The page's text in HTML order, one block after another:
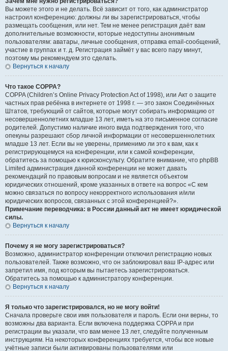
Вы можете этого и не делать. Всё зависит от того, как администратор
настроил конференцию: должны ли вы зарегистрироваться, чтобы
размещать сообщения, или нет. Тем не менее регистрация даёт вам
дополнительные возможности, которые недоступны анонимным
пользователям: аватары, личные сообщения, отправка email-сообщений,
участие в группах и т. д. Регистрация займёт у вас всего пару минут,
поэтому мы рекомендуем это сделать.
Вернуться к началу
Что такое COPPA?
COPPA (Children’s Online Privacy Protection Act of 1998), или Акт о защите
частных прав ребёнка в интернете от 1998 г. — это закон Соединённых
Штатов, требующий от сайтов, которые могут собирать информацию от
несовершеннолетних младше 13 лет, иметь на это письменное согласие
родителей. Допустимо наличие иного вида подтверждения того, что
опекуны разрешают сбор личной информации от несовершеннолетних
младше 13 лет. Если вы не уверены, применимо ли это к вам, как к
регистрирующемуся на конференции, или к самой конференции,
обратитесь за помощью к юрисконсульту. Обратите внимание, что phpBB
Limited администрация данной конференции не может давать
рекомендаций по правовым вопросам и не является объектом
юридических отношений, кроме указанных в ответе на вопрос «С кем
можно связаться по вопросу некорректного использования и/или
юридических вопросов, связанных с этой конференцией?».
Примечание переводчика: в России данный акт не имеет юридической
силы.
Вернуться к началу
Почему я не могу зарегистрироваться?
Возможно, администратор конференции отключил регистрацию новых
пользователей. Также возможно, что он заблокировал ваш IP-адрес или
запретил имя, под которым вы пытаетесь зарегистрироваться.
Обратитесь за помощью к администратору конференции.
Вернуться к началу
Я только что зарегистрировался, но не могу войти!
Сначала проверьте свои имя пользователя и пароль. Если они верны, то
возможны два варианта. Если включена поддержка COPPA и при
регистрации вы указали, что вам менее 13 лет, следуйте полученным
инструкциям. На некоторых конференциях требуется, чтобы все новые
учётные записи были активированы пользователями или